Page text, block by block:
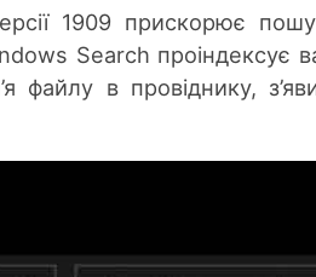
1909 прискорює
Search проіндексує
файлу в провіднику,